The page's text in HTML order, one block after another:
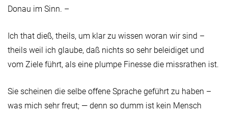
Donau im Sinn. –
Ich that dieß, theils, um klar zu wissen woran wir sind –
theils weil ich glaube, daß nichts so sehr beleidiget und
vom Ziele führt, als eine plumpe Finesse die missrathen ist.
Sie scheinen die selbe offene Sprache geführt zu haben –
was mich sehr freut; — denn so dumm ist kein Mensch